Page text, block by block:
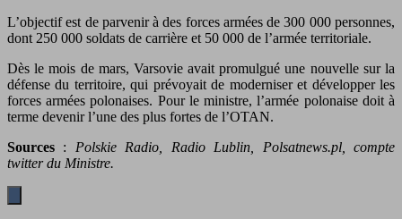
L’objectif est de parvenir à des forces armées de 300 000 personnes,
dont 250 000 soldats de carrière et 50 000 de l’armée territoriale.
Dès le mois de mars, Varsovie avait promulgué une nouvelle sur la
défense du territoire, qui prévoyait de moderniser et développer les
forces armées polonaises. Pour le ministre, l’armée polonaise doit à
terme devenir l’une des plus fortes de l’OTAN.
Sources : Polskie Radio, Radio Lublin, Polsatnews.pl, compte
twitter du Ministre.